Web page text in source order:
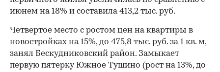
июнем на 18% и составила 413,2 тыс. руб.
Четвертое место с ростом цен на квартиры в
новостройках на 15%, до 475,8 тыс. руб. за 1 кв. м,
занял Бескудниковский район. Замыкает
первую пятерку Южное Тушино (рост на 13%, до